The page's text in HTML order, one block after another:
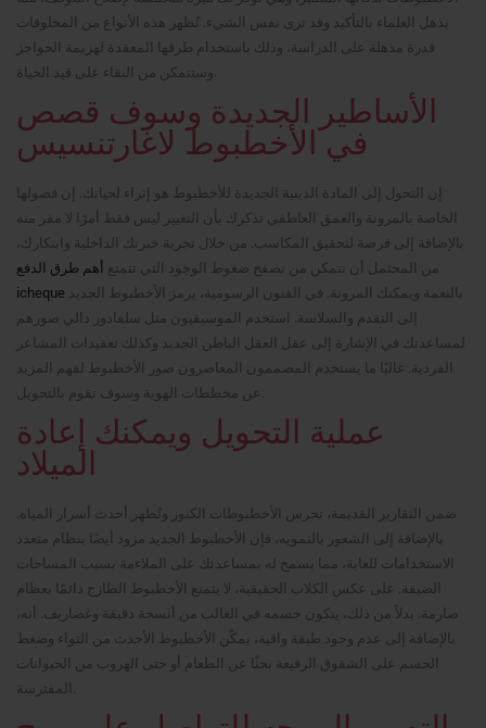
يذهل العلماء بالتأكيد وقد ترى نفس الشيء. تُظهر هذه الأنواع من المخلوقات
قدرة مذهلة على الدراسة، وذلك باستخدام طرقها المعقدة لهزيمة الحواجز
وستتمكن من البقاء على قيد الحياة.
الأساطير الجديدة وسوف قصص
في الأخطبوط لاغارتنسيس
إن التحول إلى المادة الدينية الجديدة للأخطبوط هو إثراء لحياتك. إن فصولها
الخاصة بالمرونة والعمق العاطفي تذكرك بأن التغيير ليس فقط أمرًا لا مفر منه
بالإضافة إلى فرصة لتحقيق المكاسب. من خلال تجربة خبرتك الداخلية وابتكارك،
من المحتمل أن تتمكن من تصفح ضغوط الوجود التي تتمتع أهم طرق الدفع
icheque
إلى التقدم والسلاسة. استخدم الموسيقيون مثل سلفادور دالي صورهم
لمساعدتك في الإشارة إلى عقل العقل الباطن الجديد وكذلك تعقيدات المشاعر
الفردية. غالبًا ما يستخدم المصممون المعاصرون صور الأخطبوط لفهم المزيد
عن مخططات الهوية وسوف تقوم بالتحويل.
عملية التحويل ويمكنك إعادة
الميلاد
ضمن التقارير القديمة، تحرس الأخطبوطات الكنوز وتُظهر أحدث أسرار المياه.
بالإضافة إلى الشعور بالتمويه، فإن الأخطبوط الجديد مزود أيضًا بنظام متعدد
الاستخدامات للغاية، مما يسمح له بمساعدتك على الملاءمة بسبب المساحات
الضيقة. على عكس الكلاب الحقيقية، لا يتمتع الأخطبوط الطازج دائمًا بعظام
صارمة. بدلاً من ذلك، يتكون جسمه في الغالب من أنسجة دقيقة وغضاريف. أنه،
بالإضافة إلى عدم وجود طبقة واقية، يمكّن الأخطبوط الأحدث من التواء وضغط
الجسم على الشقوق الرفيعة بحثًا عن الطعام أو حتى الهروب من الحيوانات
المفترسة.